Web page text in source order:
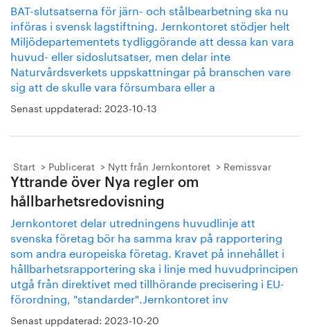
BAT-slutsatserna för järn- och stålbearbetning ska nu
införas i svensk lagstiftning. Jernkontoret stödjer helt
Miljödepartementets tydliggörande att dessa kan vara
huvud- eller sidoslutsatser, men delar inte
Naturvårdsverkets uppskattningar på branschen vare
sig att de skulle vara försumbara eller a
Senast uppdaterad: 2023-10-13
Start Publicerat Nytt från Jernkontoret Remissvar
Yttrande över Nya regler om
hållbarhetsredovisning
Jernkontoret delar utredningens huvudlinje att
svenska företag bör ha samma krav på rapportering
som andra europeiska företag. Kravet på innehållet i
hållbarhetsrapportering ska i linje med huvudprincipen
utgå från direktivet med tillhörande precisering i EU-
förordning, "standarder".Jernkontoret inv
Senast uppdaterad: 2023-10-20